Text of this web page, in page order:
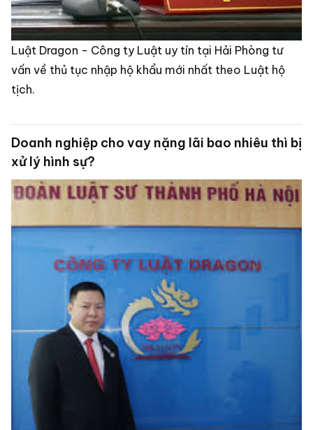
Luật Dragon - Công ty Luật uy tín tại Hải Phòng tư
vấn về thủ tục nhập hộ khẩu mới nhất theo Luật hộ
tịch.
Doanh nghiệp cho vay nặng lãi bao nhiêu thì bị
xử lý hình sự?